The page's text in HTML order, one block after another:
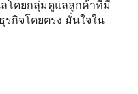
โดยกลุ่มดูแลลูกค้าที่มี
กิจโดยตรง มั่นใจใน